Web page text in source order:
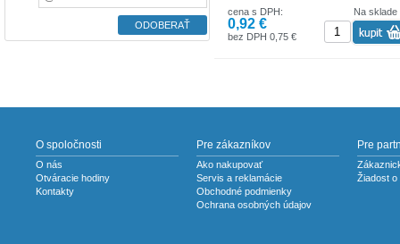
Na sklade
cena s DPH:
0,92 €
bez DPH 0,75 €
O spoločnosti
O nás
Otváracie hodiny
Kontakty
Pre zákazníkov
Ako nakupovať
Servis a reklamácie
Obchodné podmienky
Ochrana osobných údajov
Pre
Žiadost